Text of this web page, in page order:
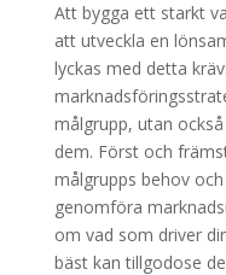
Att bygga ett starkt
att utveckla en
lyckas med detta
målgrupp, utan
dem. Först och
målgrupps behov
genomföra
om vad som driver
bäst kan tillgodose